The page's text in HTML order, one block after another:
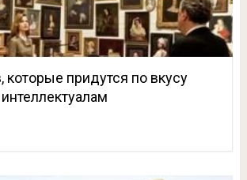
которые придутся по вкусу